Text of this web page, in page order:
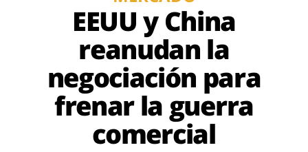
EEUU y China
reanudan la
negociación para
frenar la guerra
comercial